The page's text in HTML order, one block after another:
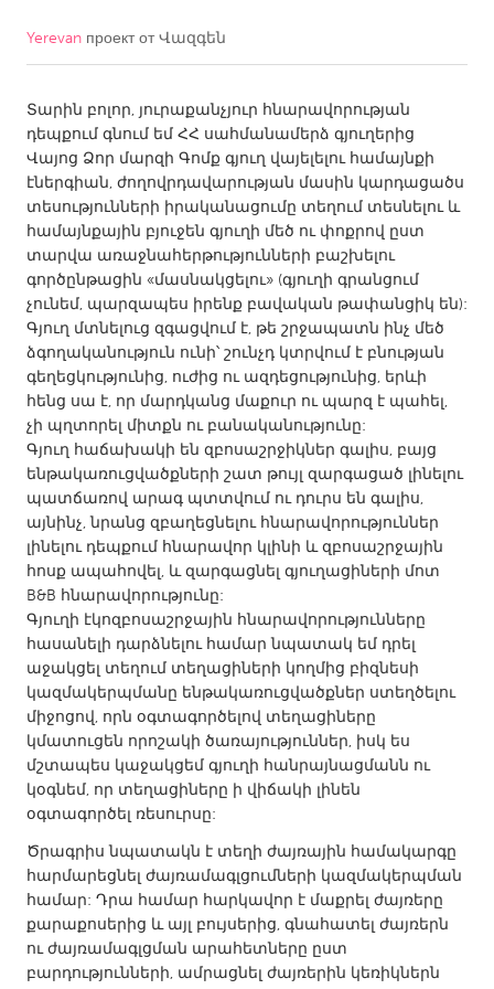
CANADA
Kitchener-Waterloo
New Glasgow
Newmarket
Ottawa
South Shore
Toronto
MALAYSIA
Kuala Lumpur
NETHERLANDS
Leiden
Rotterdam
Utrecht
QATAR
Qatar
SINGAPORE
Singapore
UNITED KINGDOM
Glasgow
UNITED STATES
Ann Arbor, MI
Baltimore, MD
Boston, MA
Burlingame-San Mateo, CA
Cass Clay
Chicago, IL
Cleveland, OH
Detroit, MI
Durham, NC
Yerevan проект отՎազգեն
Տարին բոլոր, յուրաքանչյուր հնարավորության
դեպքում գնում եմ ՀՀ սահմանամերձ գյուղերից
Վայոց Ձոր մարզի Գոմք գյուղ վայելելու համայնքի
էներգիան, ժողովրդավարության մասին կարդացածս
տեսությունների իրականացումը տեղում տեսնելու և
համայնքային բյուջեն գյուղի մեծ ու փոքրով ըստ
տարվա առաջնահերթությունների բաշխելու
գործընթացին «մասնակցելու» (գյուղի գրանցում
չունեմ, պարզապես իրենք բավական թափանցիկ են):
Գյուղ մտնելուց զգացվում է, թե շրջապատն ինչ մեծ
ձգողականություն ունի՝ շունչդ կտրվում է բնության
գեղեցկությունից, ուժից ու ազդեցությունից, երևի
հենց սա է, որ մարդկանց մաքուր ու պարզ է պահել,
չի պղտորել միտքն ու բանականությունը:
Գյուղ հաճախակի են զբոսաշրջիկներ գալիս, բայց
ենթակառուցվածքների շատ թույլ զարգացած լինելու
պատճառով արագ պտտվում ու դուրս են գալիս,
այնինչ, նրանց զբաղեցնելու հնարավորություններ
լինելու դեպքում հնարավոր կլինի և զբոսաշրջային
հոսք ապահովել, և զարգացնել գյուղացիների մոտ
B&B հնարավորությունը:
Գյուղի էկոզբոսաշրջային հնարավորությունները
հասանելի դարձնելու համար նպատակ եմ դրել
աջակցել տեղում տեղացիների կողմից բիզնեսի
կազմակերպմանը ենթակառուցվածքներ ստեղծելու
միջոցով, որն օգտագործելով տեղացիները
կմատուցեն որոշակի ծառայություններ, իսկ ես
մշտապես կաջակցեմ գյուղի հանրայնացմանն ու
կօգնեմ, որ տեղացիները ի վիճակի լինեն
օգտագործել ռեսուրսը:
Ծրագրիս նպատակն է տեղի ժայռային համակարգը
հարմարեցնել ժայռամագլցումների կազմակերպման
համար: Դրա համար հարկավոր է մաքրել ժայռերը
քարաքոսերից և այլ բույսերից, գնահատել ժայռերն
ու ժայռամագլցման արահետները ըստ
բարդությունների, ամրացնել ժայռերին կեռիկներն